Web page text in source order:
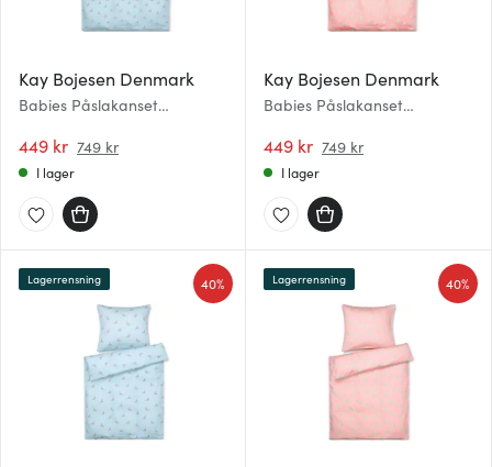
Kay Bojesen Denmark
Babies Påslakanset
449 kr 749 kr
I lager
Kay Bojesen Denmark
Babies Påslakanset
449 kr 749 kr
I lager
40%
Lagerrensning 40%
Lagerrensning